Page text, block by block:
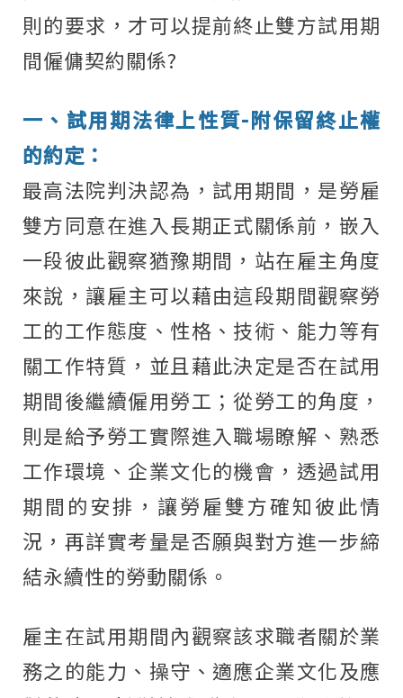
則的要求，才可以提前終止雙方試用期
間僱傭契約關係?
一、試用期法律上性質-附保留終止權
的約定：
最高法院判決認為，試用期間，是勞雇
雙方同意在進入長期正式關係前，嵌入
一段彼此觀察猶豫期間，站在雇主角度
來說，讓雇主可以藉由這段期間觀察勞
工的工作態度、性格、技術、能力等有
關工作特質，並且藉此決定是否在試用
期間後繼續僱用勞工；從勞工的角度，
則是給予勞工實際進入職場瞭解、熟悉
工作環境、企業文化的機會，透過試用
期間的安排，讓勞雇雙方確知彼此情
況，再詳實考量是否願與對方進一步締
結永續性的勞動關係。
雇主在試用期間內觀察該求職者關於業
務之的能力、操守、適應企業文化及應